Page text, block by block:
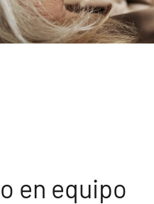
en equipo